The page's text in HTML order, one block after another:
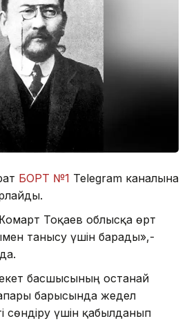
БОРТ №1 Telegram каналына
Тоқаев облысқа өрт
танысу үшін барады»,-
басшысының Қостанай
барысында жедел
сөндіру үшін қабылданып